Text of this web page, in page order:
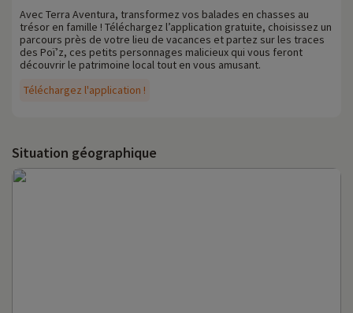
Téléchargez l'application !
Avec Terra Aventura, transformez vos balades en chasses au
trésor en famille ! Téléchargez l’application gratuite, choisissez un
parcours près de votre lieu de vacances et partez sur les traces
des Poï’z, ces petits personnages malicieux qui vous feront
découvrir le patrimoine local tout en vous amusant.
Situation géographique